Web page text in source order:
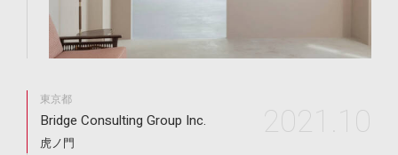
東京都
Bridge Consulting Group Inc.
虎ノ門 2021.10